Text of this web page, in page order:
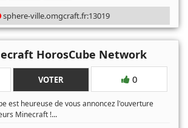
sphere-ville.omgcraft.fr:13019
HorosCube Network
VOTER 0
est heureuse de vous annoncez l'ouverture
Minecraft !...